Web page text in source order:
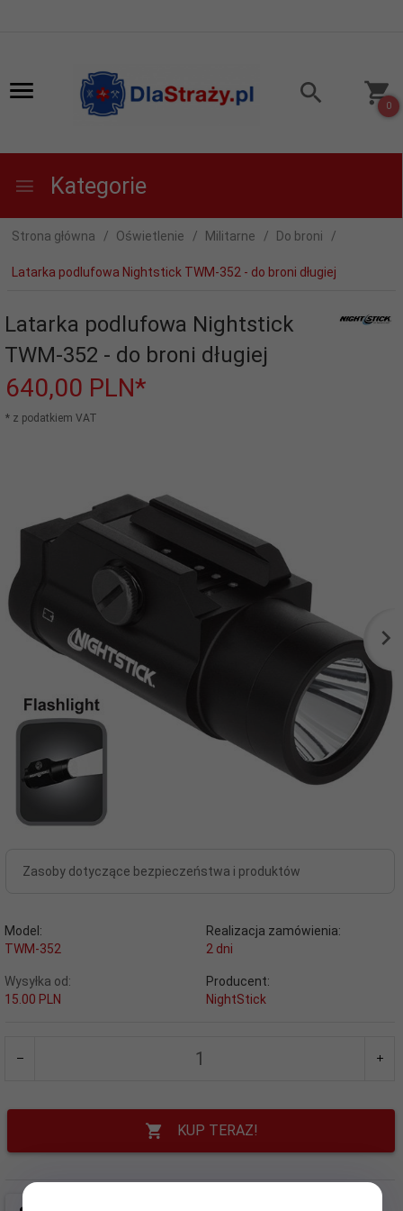
0
Kategorie
Strona główna Oświetlenie Militarne Do broni
Latarka podlufowa Nightstick TWM-352 - do broni długiej
Latarka podlufowa Nightstick
TWM-352 - do broni długiej
640,00 PLN*
* z podatkiem VAT
Zasoby dotyczące bezpieczeństwa i produktów
Model:
TWM-352
Realizacja zamówienia:
2 dni
Wysyłka od:
15.00 PLN
Producent:
NightStick
KUP TERAZ!